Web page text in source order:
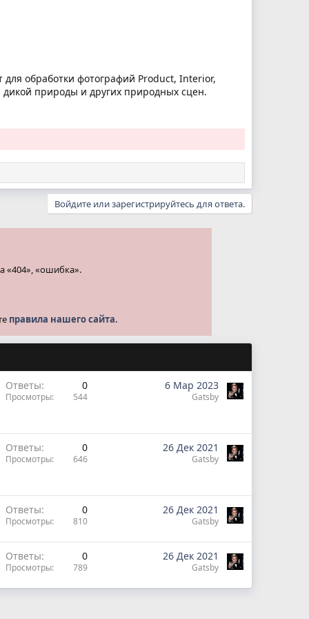
обработки фотографий Product, Interior,
природы и других природных сцен.
Войдите или зарегистрируйтесь для ответа.
«404», «ошибка».
правила нашего сайта.
Ответы 0
Просмотры 544
6 Мар 2023
Gatsby
Ответы 0
Просмотры 646
26 Дек 2021
Gatsby
Ответы 0
Просмотры 810
26 Дек 2021
Gatsby
Ответы 0
Просмотры 789
26 Дек 2021
Gatsby